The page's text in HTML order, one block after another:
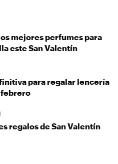
mejores perfumes para
este San Valentín
para regalar lencería
febrero
regalos de San Valentín